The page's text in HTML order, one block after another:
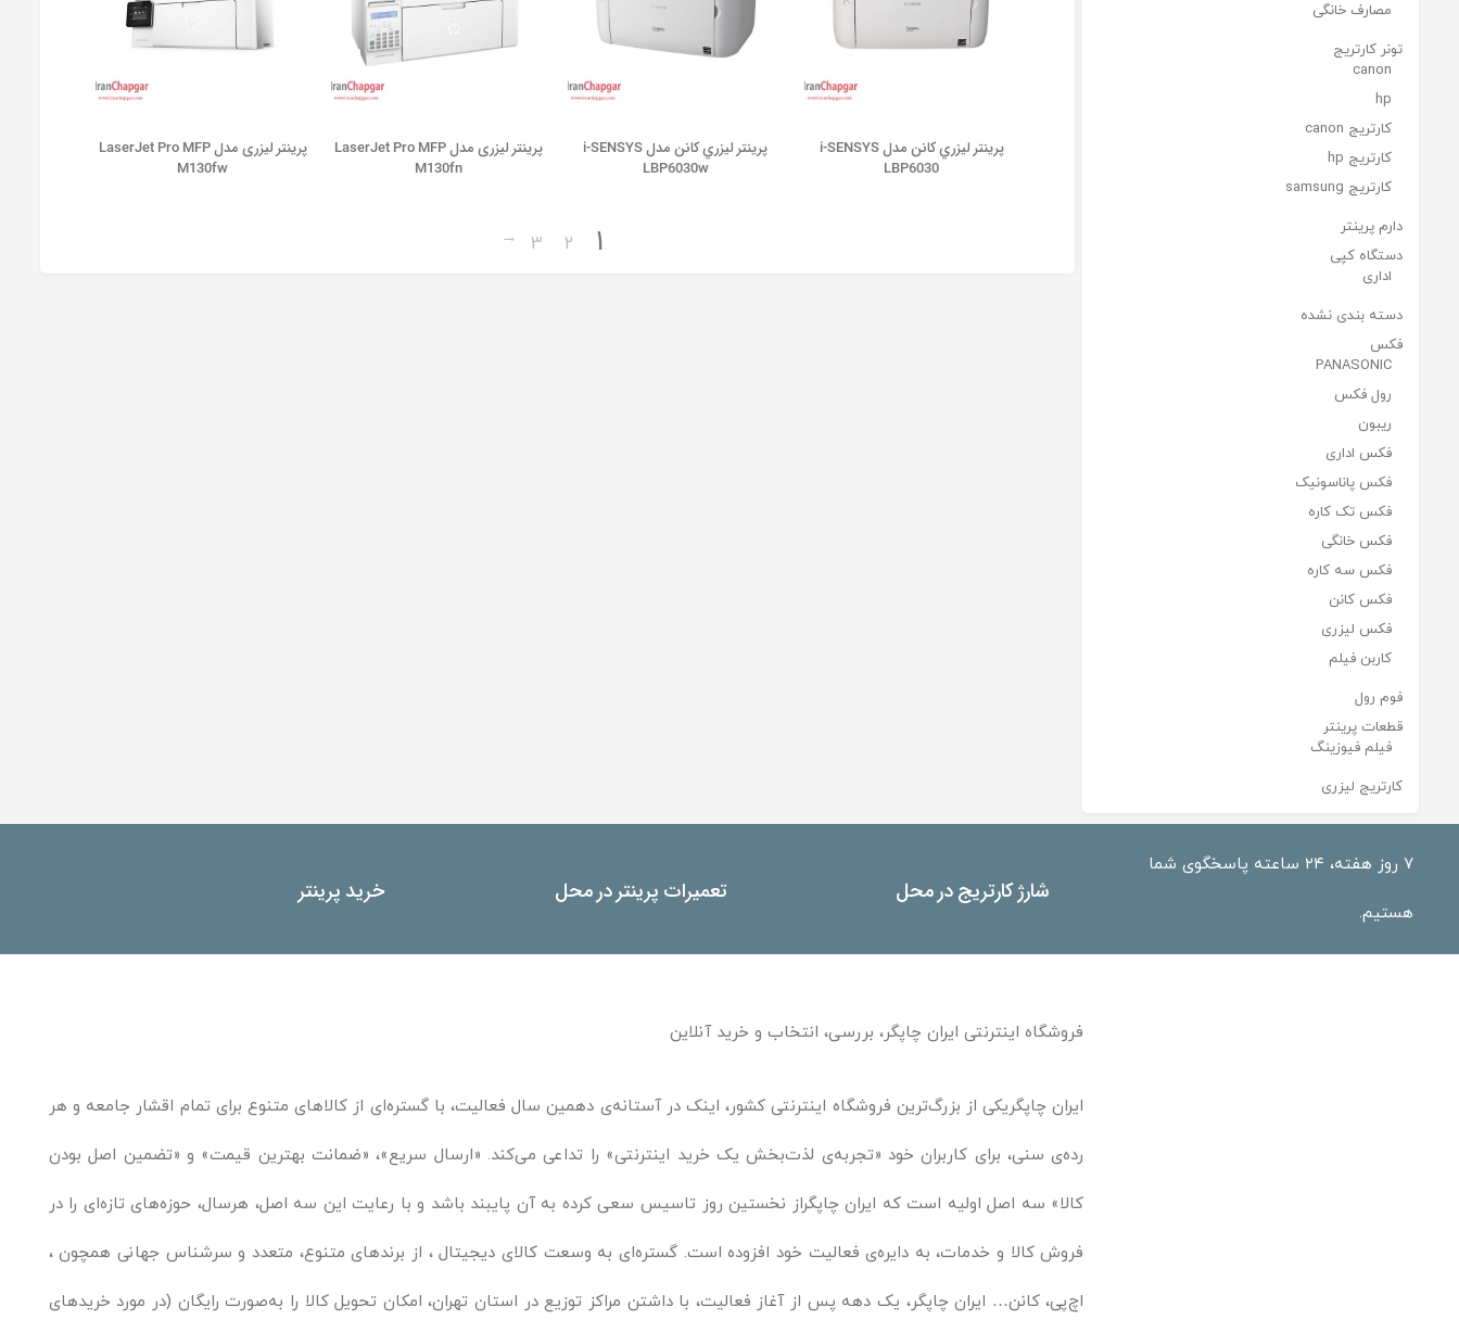
پرينتر ليزري کانن مدل i-SENSYS
LBP6030
پرينتر ليزري کانن مدل i-SENSYS
LBP6030w
پرينتر ليزری مدل LaserJet Pro MFP
M130fn
پرينتر ليزری مدل LaserJet Pro MFP
M130fw
1
2
3
←
مصارف خانگی
تونر کارتریج
canon
hp
کارتریج canon
کارتریج hp
کارتریج samsung
دارم پرینتر
دستگاه کپی
اداری
دسته بندی نشده
فکس
PANASONIC
رول فکس
ریبون
فکس اداری
فکس پاناسونیک
فکس تک کاره
فکس خانگی
فکس سه کاره
فکس کانن
فکس لیزری
کاربن فیلم
فوم رول
قطعات پرینتر
فیلم فیوزینگ
کارتریج لیزری
۷ روز هفته، ۲۴ ساعته پاسخگوی شما
هستیم.
شارژ کارتریج در محل تعمیرات پرینتر در محل خرید پرینتر
فروشگاه اینترنتی ایران چاپگر، بررسی، انتخاب و خرید آنلاین
ایران چاپگریکی از بزرگ‌ترین فروشگاه اینترنتی کشور، اینک در آستانه‌ی دهمین سال فعالیت، با گستره‌ای از کالاهای متنوع برای تمام اقشار جامعه و هر
رده‌ی سنی، برای کاربران خود «تجربه‌ی لذت‌بخش یک خرید اینترنتی» را تداعی می‌کند. «ارسال سریع»، «ضمانت بهترین قیمت» و «تضمین اصل بودن
کالا» سه اصل اولیه است که ایران چاپگراز نخستین روز تاسیس سعی کرده به آن پایبند باشد و با رعایت این سه اصل، هرسال، حوزه‌های تازه‌ای را در
فروش کالا و خدمات، به دایره‌ی فعالیت خود افزوده است. گستره‌ای به وسعت کالای دیجیتال ، از برندهای متنوع، متعدد و سرشناس جهانی همچون ،
اچ‌پی، کانن… ایران چاپگر، یک دهه پس از آغاز فعالیت، با داشتن مراکز توزیع در استان تهران، امکان تحویل کالا را به‌صورت رایگان (در مورد خریدهای